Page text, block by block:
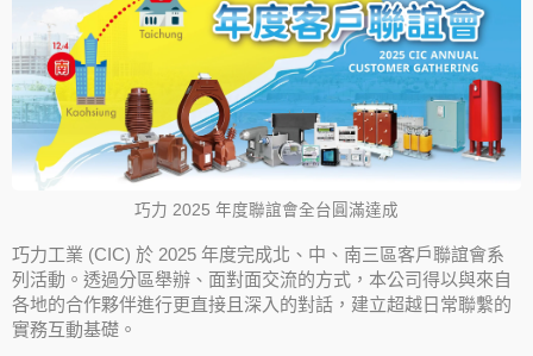
巧力 2025 年度聯誼會全台圓滿達成
巧力工業 (CIC) 於 2025 年度完成北、中、南三區客戶聯誼會系
列活動。透過分區舉辦、面對面交流的方式，本公司得以與來自
各地的合作夥伴進行更直接且深入的對話，建立超越日常聯繫的
實務互動基礎。